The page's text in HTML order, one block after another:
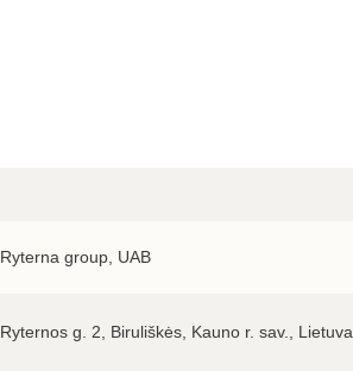
Ryterna group, UAB
Ryternos g. 2, Biruliškės, Kauno r. sav., Lietuva